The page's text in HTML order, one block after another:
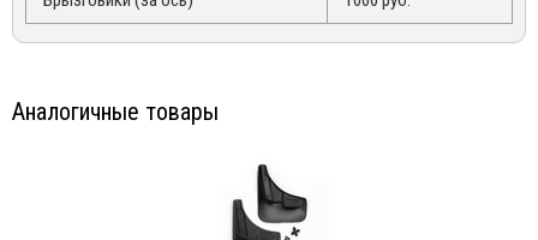
Аналогичные товары